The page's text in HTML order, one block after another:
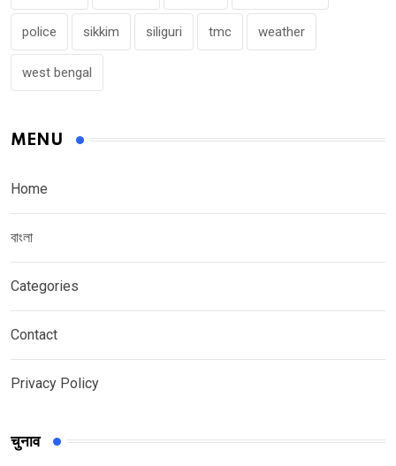
police sikkim siliguri tmc weather
west bengal
MENU
Home
বাংলা
Categories
Contact
Privacy Policy
चुनाव